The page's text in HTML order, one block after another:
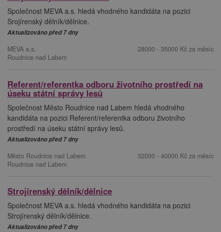
Společnost MEVA a.s. hledá vhodného kandidáta na pozici
Srojírenský dělník/dělnice.
Aktualizováno před 7 dny
MEVA a.s.
Roudnice nad Labem
28000 - 35000 Kč za měsíc
Referent/referentka odboru životního prostředí na
úseku státní správy lesů
Společnost Město Roudnice nad Labem hledá vhodného
kandidáta na pozici Referent/referentka odboru životního
prostředí na úseku státní správy lesů.
Aktualizováno před 7 dny
Město Roudnice nad Labem
Roudnice nad Labem
32000 - 40000 Kč za měsíc
Strojírenský dělník/dělnice
Společnost MEVA a.s. hledá vhodného kandidáta na pozici
Strojírenský dělník/dělnice.
Aktualizováno před 7 dny